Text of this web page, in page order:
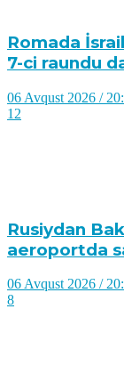
Romada
7-ci raundu
06 Avqust 2026 /
12
Rusiydan
aeroportda
06 Avqust 2026 /
8